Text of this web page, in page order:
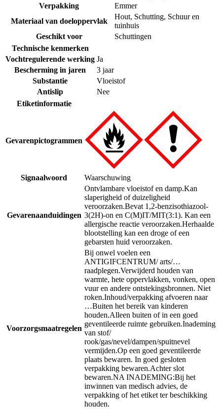
Verpakking
Emmer
Materiaal van doeloppervlak
Hout, Schutting, Schuur en
tuinhuis
Geschikt voor
Schuttingen
Technische kenmerken
Vochtregulerende werking Ja
Bescherming in jaren
3 jaar
Substantie
Vloeistof
Antislip
Nee
Etiketinformatie
Gevarenpictogrammen
Signaalwoord Waarschuwing
Gevarenaanduidingen
Ontvlambare vloeistof en damp.Kan
slaperigheid of duizeligheid
veroorzaken.Bevat 1,2-benzisothiazool-
3(2H)-on en C(M)IT/MIT(3:1). Kan een
allergische reactie veroorzaken.Herhaalde
blootstelling kan een droge of een
gebarsten huid veroorzaken.
Voorzorgsmaatregelen
Bij onwel voelen een
ANTIGIFCENTRUM/ arts/…
raadplegen.Verwijderd houden van
warmte, hete oppervlakken, vonken, open
vuur en andere ontstekingsbronnen. Niet
roken.Inhoud/verpakking afvoeren naar
…Buiten het bereik van kinderen
houden.Alleen buiten of in een goed
geventileerde ruimte gebruiken.Inademing
van stof/
rook/gas/nevel/dampen/spuitnevel
vermijden.Op een goed geventileerde
plaats bewaren. In goed gesloten
verpakking bewaren.Achter slot
bewaren.NA INADEMING:Bij het
inwinnen van medisch advies, de
verpakking of het etiket ter beschikking
houden.